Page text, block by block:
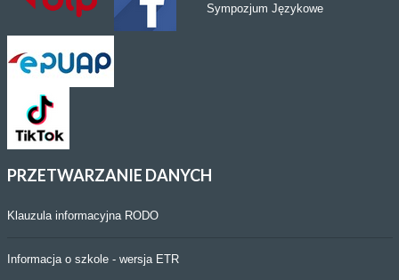
Sympozjum Językowe
PRZETWARZANIE DANYCH
Klauzula informacyjna RODO
Informacja o szkole - wersja ETR